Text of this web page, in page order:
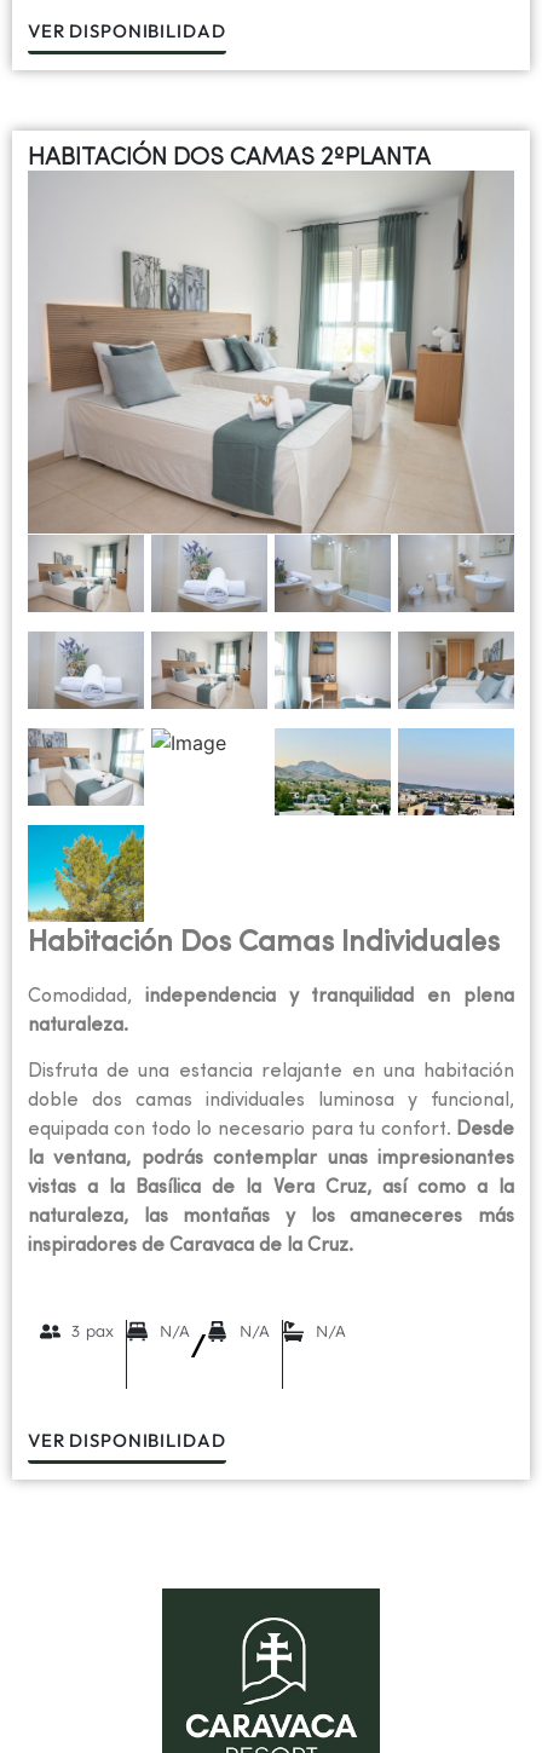
VER DISPONIBILIDAD
HABITACIÓN DOS CAMAS 2ºPLANTA
Habitación Dos Camas Individuales
Comodidad, independencia y tranquilidad en plena
naturaleza.
Disfruta de una estancia relajante en una habitación
doble dos camas individuales luminosa y funcional,
equipada con todo lo necesario para tu confort. Desde
la ventana, podrás contemplar unas impresionantes
vistas a la Basílica de la Vera Cruz, así como a la
naturaleza, las montañas y los amaneceres más
inspiradores de Caravaca de la Cruz.
3 pax N/A
/
N/A N/A
VER DISPONIBILIDAD